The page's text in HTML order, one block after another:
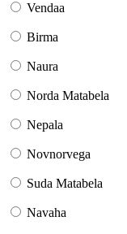
Vendaa
Birma
Naura
Norda Matabela
Nepala
Novnorvega
Suda Matabela
Navaha